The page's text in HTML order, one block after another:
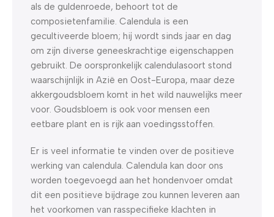
als de guldenroede, behoort tot de
composietenfamilie. Calendula is een
gecultiveerde bloem; hij wordt sinds jaar en dag
om zijn diverse geneeskrachtige eigenschappen
gebruikt. De oorspronkelijk calendulasoort stond
waarschijnlijk in Azië en Oost-Europa, maar deze
akkergoudsbloem komt in het wild nauwelijks meer
voor. Goudsbloem is ook voor mensen een
eetbare plant en is rijk aan voedingsstoffen.
Er is veel informatie te vinden over de positieve
werking van calendula. Calendula kan door ons
worden toegevoegd aan het hondenvoer omdat
dit een positieve bijdrage zou kunnen leveren aan
het voorkomen van rasspecifieke klachten in